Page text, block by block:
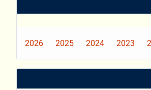
2026 2025 2024 2023